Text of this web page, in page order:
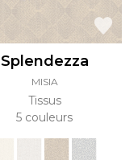
Splendezza
MISIA
Tissus
5 couleurs